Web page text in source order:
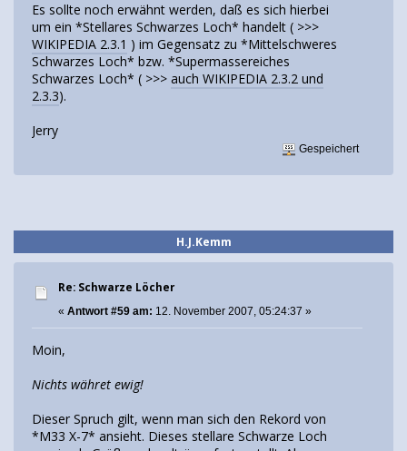
Es sollte noch erwähnt werden, daß es sich hierbei
um ein *Stellares Schwarzes Loch* handelt ( >>>
WIKIPEDIA 2.3.1 ) im Gegensatz zu *Mittelschweres
Schwarzes Loch* bzw. *Supermassereiches
Schwarzes Loch* ( >>> auch WIKIPEDIA 2.3.2 und
2.3.3).
Jerry
Gespeichert
H.J.Kemm
Re: Schwarze Löcher
« Antwort #59 am: 12. November 2007, 05:24:37 »
Moin,
Nichts währet ewig!
Dieser Spruch gilt, wenn man sich den Rekord von
*M33 X-7* ansieht. Dieses stellare Schwarze Loch